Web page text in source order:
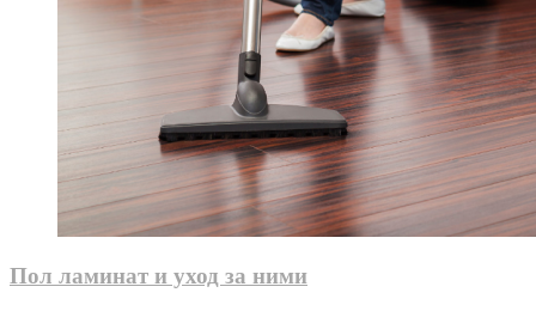
Пол ламинат и уход за ними